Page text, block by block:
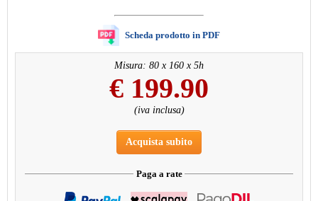
Scheda prodotto in PDF
Misura: 80 x 160 x 5h
€ 199.90
(iva inclusa)
Acquista subito
Paga a rate